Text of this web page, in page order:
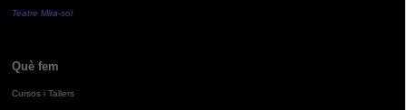
Teatre Mira-sol
Què fem
Cursos i Tallers